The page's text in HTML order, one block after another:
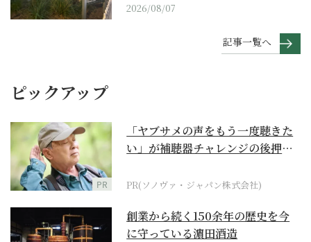
2026/08/07
記事一覧へ
ピックアップ
PR
「ヤブサメの声をもう一度聴きた
い」が補聴器チャレンジの後押し
PR(ソノヴァ・ジャパン株式会社)
創業から続く150余年の歴史を今
に守っている濵田酒造